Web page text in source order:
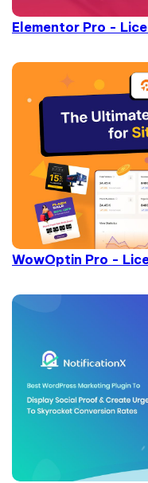
Elementor Pro -
WowOptin Pro -